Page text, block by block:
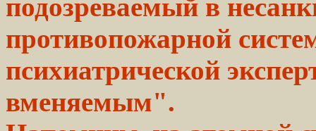
подозреваемый в
противопожарной
психиатрической
вменяемым".